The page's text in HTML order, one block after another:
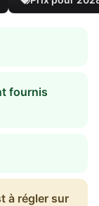
fournis
à régler sur